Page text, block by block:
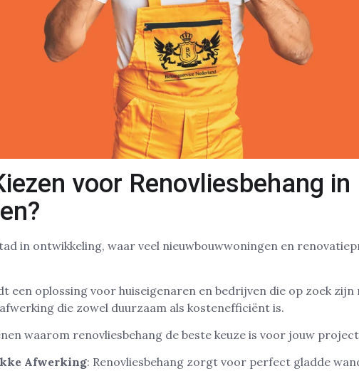
voor Renovliesbehang in
in ontwikkeling, waar veel nieuwbouwwoningen en
een oplossing voor huiseigenaren en bedrijven die op zoek zijn
die zowel duurzaam als kostenefficiënt is.
waarom renovliesbehang de beste keuze is voor jouw
Afwerking: Renovliesbehang zorgt voor perfect gladde